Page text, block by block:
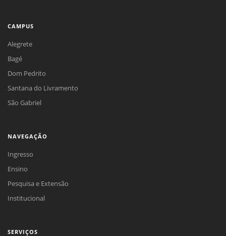
CAMPUS
Alegrete
Bagé
Dom Pedrito
Santana do Livramento
São Gabriel
NAVEGAÇÃO
Ingresso
Ensino
Pesquisa e Extensão
Institucional
SERVIÇOS